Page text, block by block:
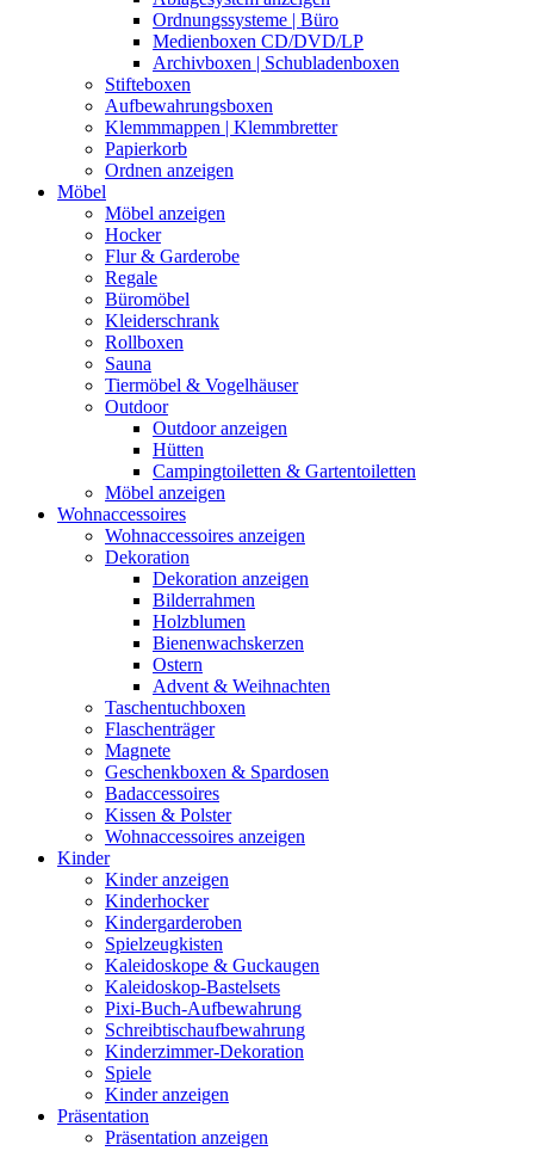
Ordnungssysteme | Büro
Medienboxen CD/DVD/LP
Archivboxen | Schubladenboxen
Stifteboxen
Aufbewahrungsboxen
Klemmmappen | Klemmbretter
Papierkorb
Ordnen anzeigen
Möbel
Möbel anzeigen
Hocker
Flur & Garderobe
Regale
Büromöbel
Kleiderschrank
Rollboxen
Sauna
Tiermöbel & Vogelhäuser
Outdoor
Outdoor anzeigen
Hütten
Campingtoiletten & Gartentoiletten
Möbel anzeigen
Wohnaccessoires
Wohnaccessoires anzeigen
Dekoration
Dekoration anzeigen
Bilderrahmen
Holzblumen
Bienenwachskerzen
Ostern
Advent & Weihnachten
Taschentuchboxen
Flaschenträger
Magnete
Geschenkboxen & Spardosen
Badaccessoires
Kissen & Polster
Wohnaccessoires anzeigen
Kinder
Kinder anzeigen
Kinderhocker
Kindergarderoben
Spielzeugkisten
Kaleidoskope & Guckaugen
Kaleidoskop-Bastelsets
Pixi-Buch-Aufbewahrung
Schreibtischaufbewahrung
Kinderzimmer-Dekoration
Spiele
Kinder anzeigen
Präsentation
Präsentation anzeigen